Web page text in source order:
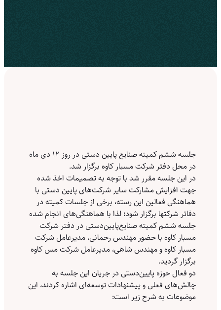
جلسه ششم کمیته صنایع پایین دستی در روز ۱۲ دی ماه
در محل دفتر شرکت مسبار کاوه برگزار شد.
در این جلسه مقرر شد با توجه به تصمیمات اخذ شده
جهت افزایش مشارکت سایر شرکت‌های پایین دستی با
هماهنگی فعالین این رسته، برخی از جلسات کمیته در
دفاتر شرکتها برگزار شود؛ لذا با هماهنگی‌های انجام شده
جلسه ششم کمیته صنایع‌پایین‌دستی در دفتر شرکت
مسبار کاوه با حضور مهندس رحمانی، مدیرعامل شرکت
مسبار کاوه و مهندس شاهی، مدیرعامل شرکت مس کاوه
برگزار گردید.
دو فعال حوزه پایین‌دستی در جریان این جلسه به
چالش‌های فعلی و پیشنهادات توسعه‌ای اشاره کردند، این
موضوعات به شرح زیر است: